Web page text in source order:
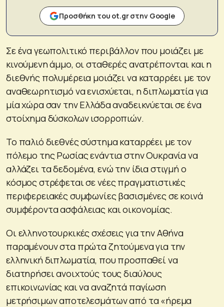
Προσθήκη του ot.gr στην Google
Σε ένα γεωπολιτικό περιβάλλον που μοιάζει με
κινούμενη άμμο, οι σταθερές ανατρέπονται και η
διεθνής πολυμέρεια μοιάζει να καταρρέει με τον
αναθεωρητισμό να ενισχύεται, η διπλωματία για
μία χώρα σαν την Ελλάδα αναδεικνύεται σε ένα
στοίχημα δύσκολων ισορροπιών.
Το παλιό διεθνές σύστημα καταρρέει με τον
πόλεμο της Ρωσίας ενάντια στην Ουκρανία να
αλλάζει τα δεδομένα, ενώ την ίδια στιγμή ο
κόσμος στρέφεται σε νέες πραγματιστικές
περιφερειακές συμφωνίες βασισμένες σε κοινά
συμφέροντα ασφάλειας και οικονομίας.
Οι ελληνοτουρκικές σχέσεις για την Αθήνα
παραμένουν στα πρώτα ζητούμενα για την
ελληνική διπλωματία, που προσπαθεί να
διατηρήσει ανοιχτούς τους διαύλους
επικοινωνίας και να αναζητά παγίωση
μετρήσιμων αποτελεσμάτων από τα «ήρεμα